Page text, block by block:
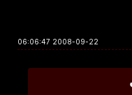
2008-09-22 06:06:47